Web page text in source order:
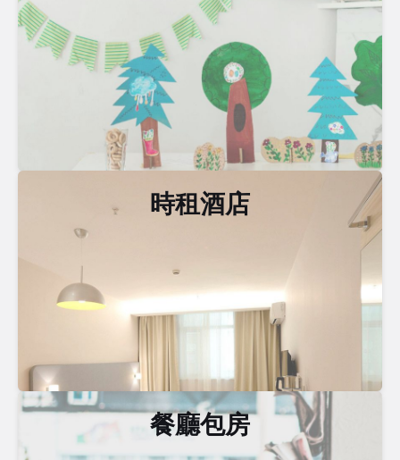
時租酒店
餐廳包房